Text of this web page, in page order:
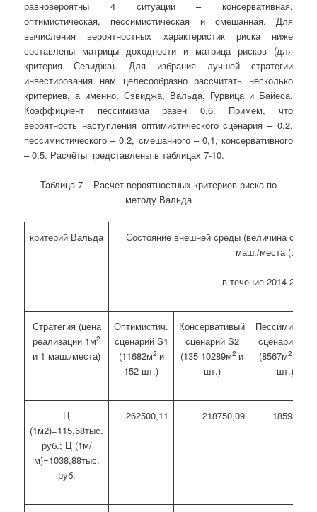
равновероятны 4 ситуации – консервативная,
оптимистическая, пессимистическая и смешанная. Для
вычисления вероятностных характеристик риска ниже
составлены матрицы доходности и матрица рисков (для
критерия Севиджа). Для избрания лучшей стратегии
инвестирования нам целесообразно рассчитать несколько
критериев, а именно, Сэвиджа, Вальда, Гурвица и Байеса.
Коэффициент пессимизма равен 0,6. Примем, что
вероятность наступления оптимистического сценария – 0,2,
пессимистического – 0,2, смешанного – 0,1, консервативного
– 0,5. Расчёты представлены в таблицах 7-10.
Таблица 7 – Расчет вероятностных критериев риска по
методу Вальда
критерий Вальда
Состояние внешней среды (величина
маш./места (шт.)
в течение 2014-2017
Стратегия (цена
реализации 1м2
и 1 маш./места)
Оптимистич.
сценарий S1
(11682м2 и
152 шт.)
Консервативый
сценарий S2
(135 10289м2 и
шт.)
Пессимистич.
сценарий S
(8567м2
шт.)
Ц
(1м2)=115,58тыс.
руб.; Ц (1м/
м)=1038,88тыс.
руб.
262500,11 218750,09 185937,58